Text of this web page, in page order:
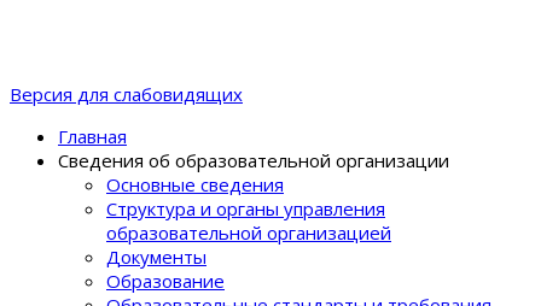
Версия для слабовидящих
Главная
Сведения об образовательной организации
Основные сведения
Структура и органы управления
образовательной организацией
Документы
Образование